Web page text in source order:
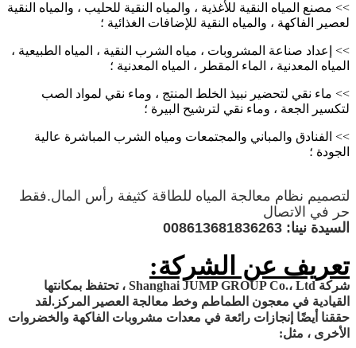
>> مصنع المياه النقية للأغذية ، والمياه النقية للحليب ، والمياه النقية
لعصير الفاكهة ، والمياه النقية للإضافات الغذائية ؛
>> إعداد صناعة المشروبات ، مياه الشرب النقية ، المياه الطبيعية ،
المياه المعدنية ، الماء المقطر ، المياه المعدنية ؛
>> ماء نقي لتحضير نبيذ الخلط المنتج ، وماء نقي لمواد الصب
لتكسير الجعة ، وماء نقي لترشيح البيرة ؛
>> الفنادق والمباني والمجتمعات ومياه الشرب المباشرة عالية
الجودة ؛
لتصميم نظام معالجة المياه للطاقة كثيفة رأس المال.فقط
حر في الاتصال
السيدة نينا: 008613681836263
تعريف عن الشركة:
شركة Shanghai JUMP GROUP Co.، Ltd ، تحتفظ بمكانتها
القيادية في معجون الطماطم وخط معالجة العصير المركز.لقد
حققنا أيضًا إنجازات رائعة في معدات مشروبات الفاكهة والخضروات
الأخرى ، مثل: